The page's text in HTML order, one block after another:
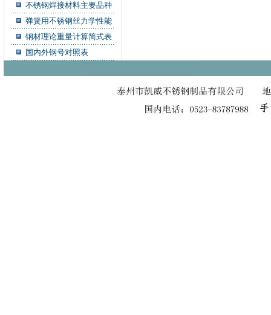
不锈钢焊接材料主要品种
弹簧用不锈钢丝力学性能
钢材理论重量计算简式表
国内外钢号对照表